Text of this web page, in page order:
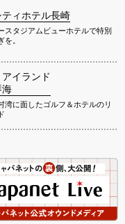
ィホテル長崎
スタジアムビューホテルで特別
。
イランド
海
湾に面したゴルフ＆ホテルのリ